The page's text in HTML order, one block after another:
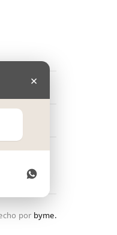
por byme.
×